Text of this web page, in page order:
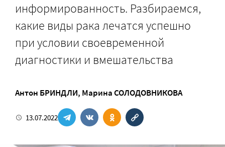
информированность. Разбираемся,
какие виды рака лечатся успешно
при условии своевременной
диагностики и вмешательства
Антон БРИНДЛИ, Марина СОЛОДОВНИКОВА
13.07.2022